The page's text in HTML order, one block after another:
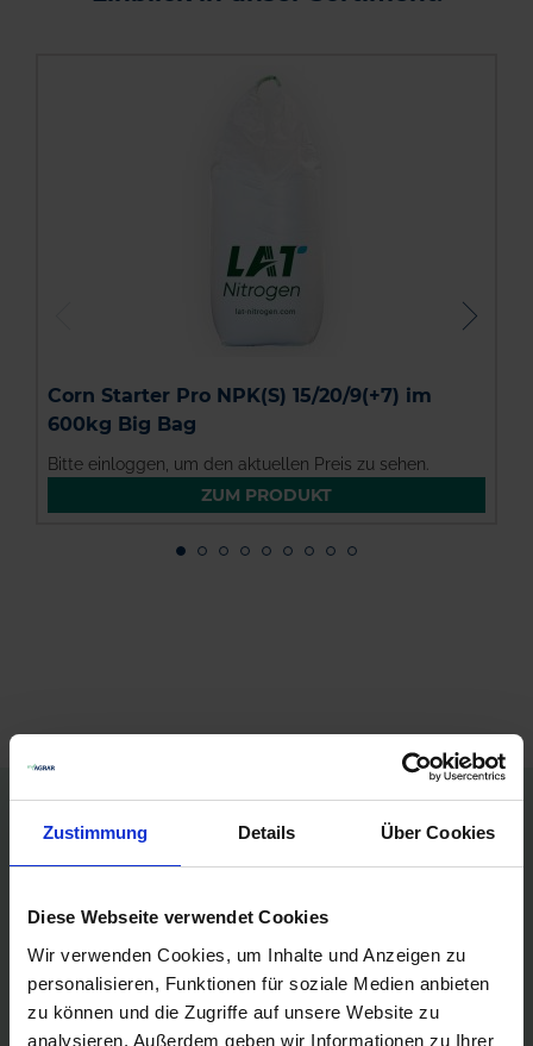
Zustimmung Details Über Cookies
Diese Webseite verwendet Cookies
Wir verwenden Cookies, um Inhalte und Anzeigen zu
personalisieren, Funktionen für soziale Medien anbieten
zu können und die Zugriffe auf unsere Website zu
analysieren. Außerdem geben wir Informationen zu Ihrer
Corn Starter Pro NPK(S) 15/20/9(+7) im
600kg Big Bag
Bitte einloggen, um den aktuellen Preis zu sehen.
ZUM PRODUKT
Versandkostenfrei ab 250€
Erstklassiger Kundenservice
Bezahlung auf Rechnung